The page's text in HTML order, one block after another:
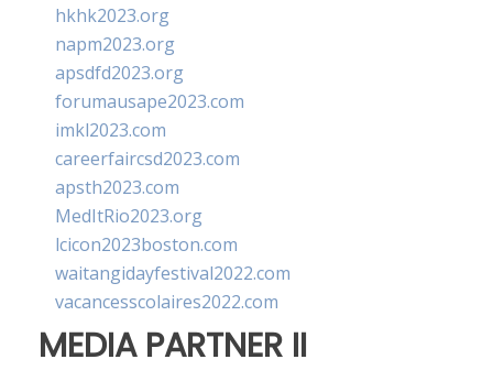
hkhk2023.org
napm2023.org
apsdfd2023.org
forumausape2023.com
imkl2023.com
careerfaircsd2023.com
apsth2023.com
MedItRio2023.org
lcicon2023boston.com
waitangidayfestival2022.com
vacancesscolaires2022.com
MEDIA PARTNER II